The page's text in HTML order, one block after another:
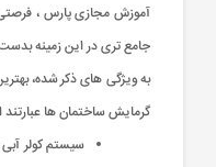
آموزش مجازی پارس ، فرصتی
جامع تری در این زمینه بدست
به ویژگی های ذکر شده،
گرمایش ساختمان ها عبارتند
سیستم کولر